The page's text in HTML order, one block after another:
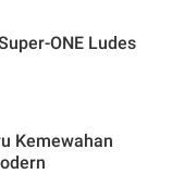
ONE Ludes
Kemewahan